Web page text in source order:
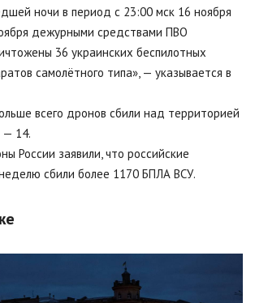
ночи в период с 23:00 мск 16 ноября
дежурными средствами ПВО
36 украинских беспилотных
самолётного типа», — указывается в
всего дронов сбили над территорией
— 14.
России заявили, что российские
сбили более 1170 БПЛА ВСУ.